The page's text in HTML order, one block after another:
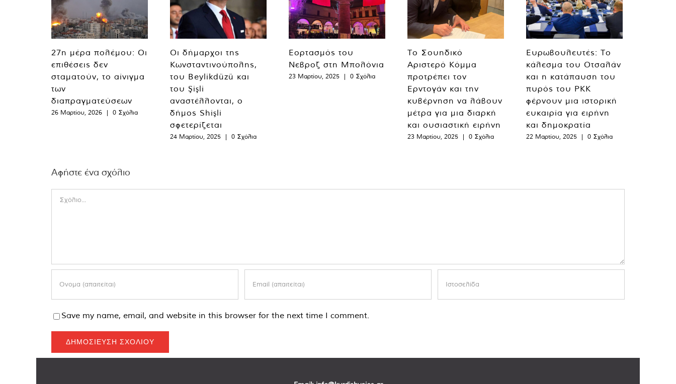
27η μέρα πολέμου: Οι
επιθέσεις δεν
σταματούν, το αίνιγμα
των
διαπραγματεύσεων
26 Μαρτίου, 2026 | 0 Σχόλια
Οι δήμαρχοι της
Κωνσταντινούπολης,
του Beylikdüzü και
του Şişli
αναστέλλονται, ο
δήμος Shişli
σφετερίζεται
24 Μαρτίου, 2025 | 0 Σχόλια
Εορτασμός του
Νεβροζ στη Μπολόνια
23 Μαρτίου, 2025 | 0 Σχόλια
Το Σουηδικό
Αριστερό Κόμμα
προτρέπει τον
Ερντογάν και την
κυβέρνηση να λάβουν
μέτρα για μια διαρκή
και ουσιαστική ειρήνη
23 Μαρτίου, 2025 | 0 Σχόλια
Ευρωβουλευτές: Το
κάλεσμα του Οτσαλάν
και η κατάπαυση του
πυρός του PKK
φέρνουν μια ιστορική
ευκαιρία για ειρήνη
και δημοκρατία
22 Μαρτίου, 2025 | 0 Σχόλια
Αφήστε ένα σχόλιο
Save my name, email, and website in this browser for the next time I comment.